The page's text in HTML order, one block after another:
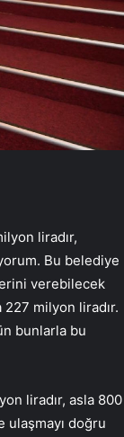
liradır,
Bu belediye
verebilecek
227 milyon liradır.
bunlarla bu
liradır, asla 800
doğru